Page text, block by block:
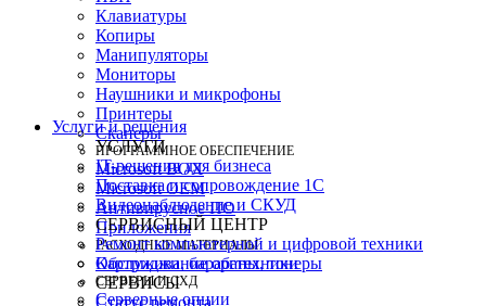
Клавиатуры
Копиры
Манипуляторы
Мониторы
Наушники и микрофоны
Принтеры
Сканеры
ПРОГРАММНОЕ ОБЕСПЕЧЕНИЕ
Microsoft BOX
Microsoft OEM
Антивирусное ПО
Приложения
РАСХОДНЫЕ МАТЕРИАЛЫ
Картриджи, барабаны, тонеры
СЕРВЕРЫ И СХД
Серверные опции
Услуги и решения
УСЛУГИ
IT-решения для бизнеса
Поставка и сопровождение 1C
Видеонаблюдение и СКУД
СЕРВИСНЫЙ ЦЕНТР
Ремонт компьютерной и цифровой техники
Обслуживание оргтехники
СЕРВИСЫ
Статус ремонта